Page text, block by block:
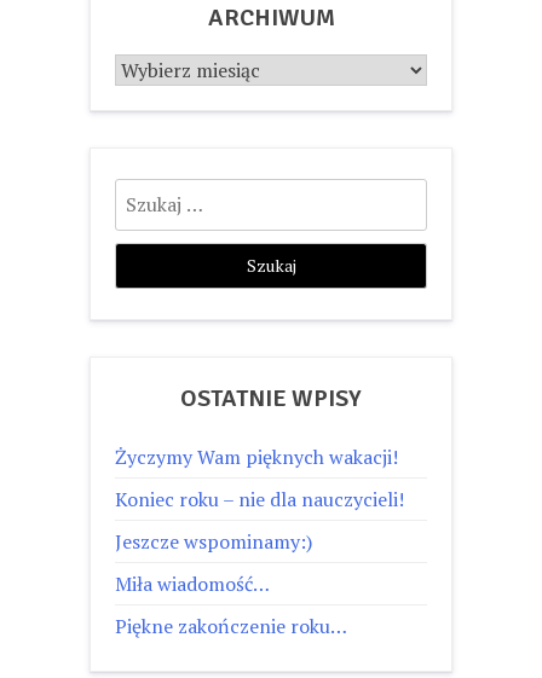
ARCHIWUM
Archiwum
Szukaj:
OSTATNIE WPISY
Życzymy Wam pięknych wakacji!
Koniec roku – nie dla nauczycieli!
Jeszcze wspominamy:)
Miła wiadomość…
Piękne zakończenie roku…